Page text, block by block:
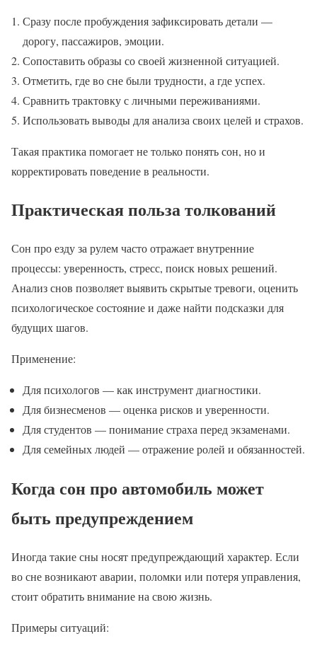
Сразу после пробуждения зафиксировать детали —
дорогу, пассажиров, эмоции.
Сопоставить образы со своей жизненной ситуацией.
Отметить, где во сне были трудности, а где успех.
Сравнить трактовку с личными переживаниями.
Использовать выводы для анализа своих целей и страхов.
Такая практика помогает не только понять сон, но и
корректировать поведение в реальности.
Практическая польза толкований
Сон про езду за рулем часто отражает внутренние
процессы: уверенность, стресс, поиск новых решений.
Анализ снов позволяет выявить скрытые тревоги, оценить
психологическое состояние и даже найти подсказки для
будущих шагов.
Применение:
Для психологов — как инструмент диагностики.
Для бизнесменов — оценка рисков и уверенности.
Для студентов — понимание страха перед экзаменами.
Для семейных людей — отражение ролей и обязанностей.
Когда сон про автомобиль может
быть предупреждением
Иногда такие сны носят предупреждающий характер. Если
во сне возникают аварии, поломки или потеря управления,
стоит обратить внимание на свою жизнь.
Примеры ситуаций: